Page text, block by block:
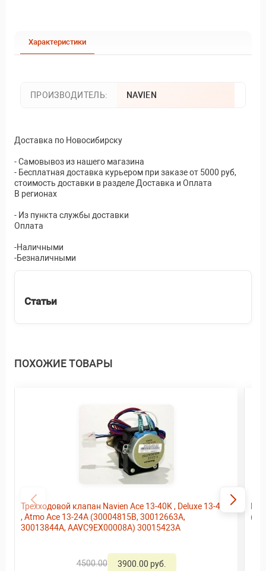
Характеристики
ПРОИЗВОДИТЕЛЬ: NAVIEN
Доставка по Новосибирску
- Самовывоз из нашего магазина
- Бесплатная доставка курьером при заказе от 5000 руб,
стоимость доставки в разделе Доставка и Оплата
В регионах
- Из пункта службы доставки
Оплата
-Наличными
-Безналичными
Статьи
ПОХОЖИЕ ТОВАРЫ
Трехходовой клапан Navien Ace 13-40K , Deluxe 13-40K
, Atmo Ace 13-24A (30004815B, 30012663A,
30013844A, AAVC9EX00008A) 30015423A
4500.00 3900.00 руб.